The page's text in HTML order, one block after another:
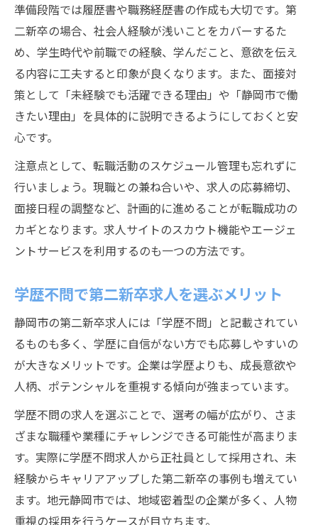
準備段階では履歴書や職務経歴書の作成も大切です。第
二新卒の場合、社会人経験が浅いことをカバーするた
め、学生時代や前職での経験、学んだこと、意欲を伝え
る内容に工夫すると印象が良くなります。また、面接対
策として「未経験でも活躍できる理由」や「静岡市で働
きたい理由」を具体的に説明できるようにしておくと安
心です。
注意点として、転職活動のスケジュール管理も忘れずに
行いましょう。現職との兼ね合いや、求人の応募締切、
面接日程の調整など、計画的に進めることが転職成功の
カギとなります。求人サイトのスカウト機能やエージェ
ントサービスを利用するのも一つの方法です。
学歴不問で第二新卒求人を選ぶメリット
静岡市の第二新卒求人には「学歴不問」と記載されてい
るものも多く、学歴に自信がない方でも応募しやすいの
が大きなメリットです。企業は学歴よりも、成長意欲や
人柄、ポテンシャルを重視する傾向が強まっています。
学歴不問の求人を選ぶことで、選考の幅が広がり、さま
ざまな職種や業種にチャレンジできる可能性が高まりま
す。実際に学歴不問求人から正社員として採用され、未
経験からキャリアアップした第二新卒の事例も増えてい
ます。地元静岡市では、地域密着型の企業が多く、人物
重視の採用を行うケースが目立ちます。